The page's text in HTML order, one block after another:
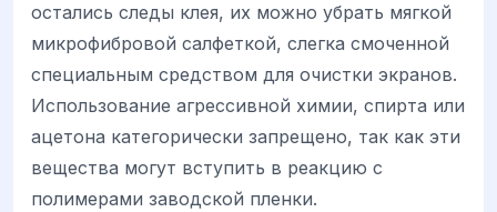
остались следы клея, их можно убрать мягкой
микрофибровой салфеткой, слегка смоченной
специальным средством для очистки экранов.
Использование агрессивной химии, спирта или
ацетона категорически запрещено, так как эти
вещества могут вступить в реакцию с
полимерами заводской пленки.